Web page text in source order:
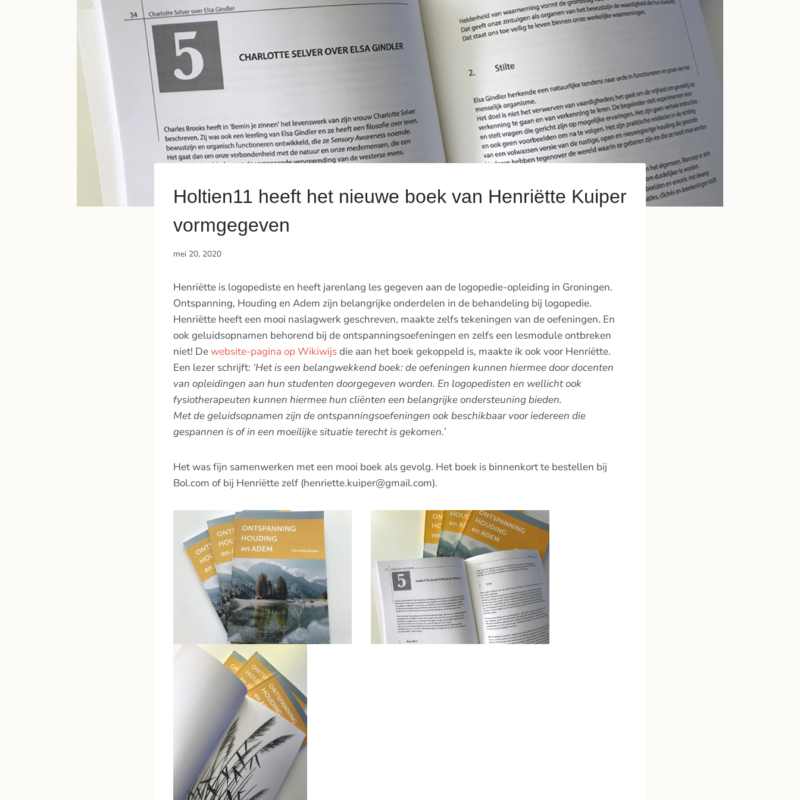
Holtien11 heeft het nieuwe boek van Henriëtte Kuiper
vormgegeven
mei 20, 2020
Henriëtte is logopediste en heeft jarenlang les gegeven aan de logopedie-opleiding in Groningen.
Ontspanning, Houding en Adem zijn belangrijke onderdelen in de behandeling bij logopedie.
Henriëtte heeft een mooi naslagwerk geschreven, maakte zelfs tekeningen van de oefeningen. En
ook geluidsopnamen behorend bij de ontspanningsoefeningen en zelfs een lesmodule ontbreken
niet! Dewebsite-pagina op Wikiwijsdie aan het boek gekoppeld is, maakte ik ook voor Henriëtte.
Een lezer schrijft: ‘Het is een belangwekkend boek: de oefeningen kunnen hiermee door docenten
van opleidingen aan hun studenten doorgegeven worden. En logopedisten en wellicht ook
fysiotherapeuten kunnen hiermee hun cliënten een belangrijke ondersteuning bieden.
Met de geluidsopnamen zijn de ontspanningsoefeningen ook beschikbaar voor iedereen die
gespannen is of in een moeilijke situatie terecht is gekomen.’
Het was fijn samenwerken met een mooi boek als gevolg. Het boek is binnenkort te bestellen bij
Bol.com of bij Henriëtte zelf (henriette.kuiper@gmail.com).